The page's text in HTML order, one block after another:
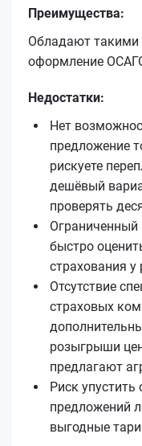
Преимущества:
Обладают такими
оформление
Недостатки:
Нет
предложение
рискуете
дешёвый
проверять
Ограниченный
быстро
страхования
Отсутствие
страховых
розыгрыши
предлагают
Риск
предложений
выгодные